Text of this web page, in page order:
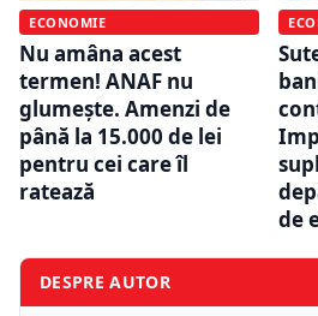
ECONOMIE
Nu amâna acest
termen! ANAF nu
glumește. Amenzi de
până la 15.000 de lei
pentru cei care îl
ratează
de
DESPRE AUTOR